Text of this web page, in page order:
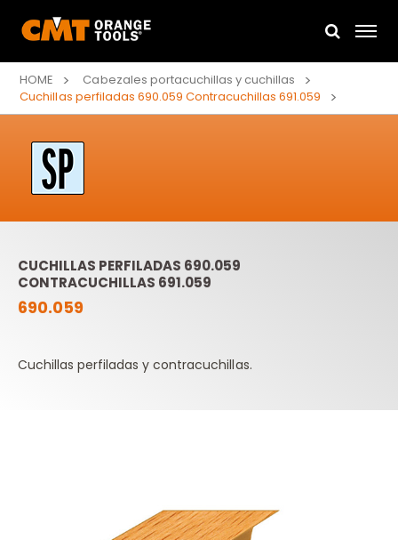
HOME
Cabezales portacuchillas y cuchillas
Cuchillas perfiladas 690.059 Contracuchillas 691.059
CUCHILLAS PERFILADAS 690.059
CONTRACUCHILLAS 691.059
690.059
Cuchillas perfiladas y contracuchillas.